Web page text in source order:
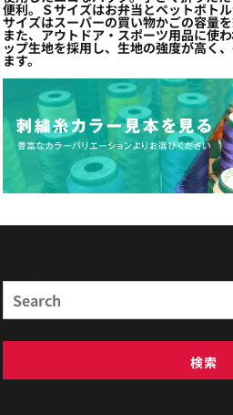
便利。Ｓサイズはお弁当とペットボト
サイズはスーパーの買い物かごの容量を
また、アウトドア・スポーツ用品に使
ップ生地を採用し、生地の強度が高く
ます。
検索